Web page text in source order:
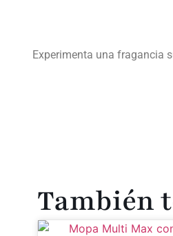
Experimenta una fragancia
También